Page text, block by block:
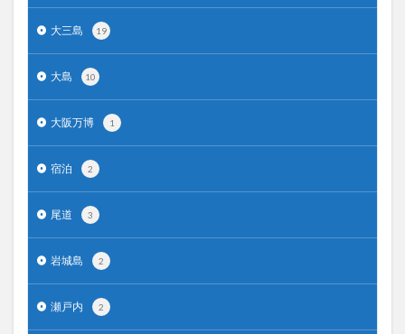
大三島 19
大島 10
大阪万博 1
宿泊 2
尾道 3
岩城島 2
瀬戸内 2